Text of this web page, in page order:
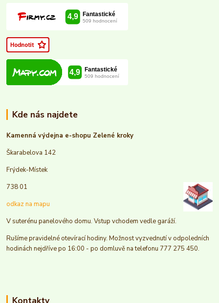
Kde nás najdete
Kamenná výdejna e-shopu Zelené kroky
Škarabelova 142
Frýdek-Místek
738 01
odkaz na mapu
V suterénu panelového domu. Vstup vchodem vedle garáží.
Rušíme pravidelné otevírací hodiny. Možnost vyzvednutí v odpoledních
hodinách nejdříve po 16:00 - po domluvě na telefonu 777 275 450.